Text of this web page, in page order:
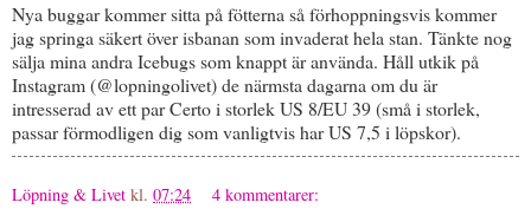
Nya buggar kommer sitta på fötterna så förhoppningsvis kommer
jag springa säkert över isbanan som invaderat hela stan. Tänkte nog
sälja mina andra Icebugs som knappt är använda. Håll utkik på
Instagram (@lopningolivet) de närmsta dagarna om du är
intresserad av ett par Certo i storlek US 8/EU 39 (små i storlek,
passar förmodligen dig som vanligtvis har US 7,5 i löpskor).
Löpning & Livet kl. 07:24 4 kommentarer: